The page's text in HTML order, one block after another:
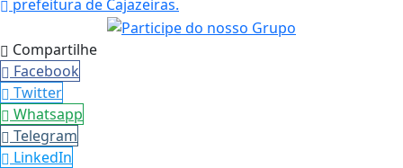
prefeitura de Cajazeiras.
Compartilhe
Facebook
Twitter
Whatsapp
Telegram
LinkedIn